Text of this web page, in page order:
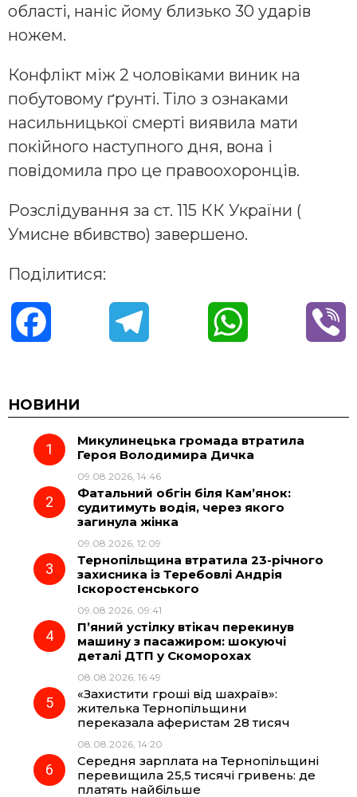
області, наніс йому близько 30 ударів
ножем.
Конфлікт між 2 чоловіками виник на
побутовому ґрунті. Тіло з ознаками
насильницької смерті виявила мати
покійного наступного дня, вона і
повідомила про це правоохоронців.
Розслідування за ст. 115 КК України (
Умисне вбивство) завершено.
Поділитися:
c
e
o
o
e
g
r
a
t
p
НОВИНИ
Микулинецька громада втратила
Героя Володимира Дичка
09.08.2026, 14:46
Фатальний обгін біля Кам’янок:
судитимуть водія, через якого
загинула жінка
09.08.2026, 12:09
Тернопільщина втратила 23-річного
захисника із Теребовлі Андрія
Іскоростенського
09.08.2026, 09:41
П’яний устілку втікач перекинув
машину з пасажиром: шокуючі
деталі ДТП у Скоморохах
08.08.2026, 16:49
«Захистити гроші від шахраїв»:
жителька Тернопільщини
переказала аферистам 28 тисяч
08.08.2026, 14:20
Середня зарплата на Тернопільщині
перевищила 25,5 тисячі гривень: де
платять найбільше